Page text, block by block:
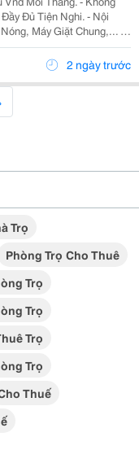
Đủ Tiện Nghi. - Nội
Máy Giặt Chung,... -
An Ninh, Cổng Vân Tay,
Ích Cần...
2 ngày trước
Trọ
Phòng Trọ Cho Thuê
Trọ
Trọ
Trọ
Trọ
Thuế